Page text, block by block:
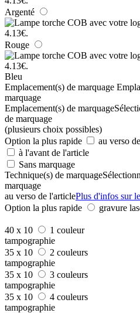
Argenté
Rouge
Bleu
Emplacement(s) de marquage
marquage
Emplacement(s) de marquage
de marquage
(plusieurs choix possibles)
Option la plus rapide
au verso
à l'avant de l'article
Sans marquage
Technique(s) de marquage
marquage
au verso de l'articlePlus d'infos sur
Option la plus rapide
gravure
40 x 10
1 couleur
tampographie
35 x 10
2 couleurs
tampographie
35 x 10
3 couleurs
tampographie
35 x 10
4 couleurs
tampographie